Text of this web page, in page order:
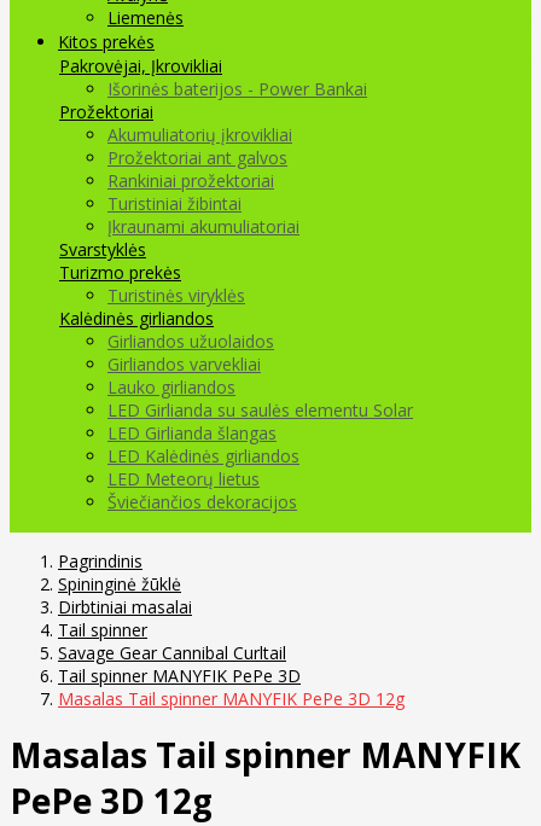
Liemenės
Kitos prekės
Pakrovėjai, Įkrovikliai
Išorinės baterijos - Power Bankai
Prožektoriai
Akumuliatorių įkrovikliai
Prožektoriai ant galvos
Rankiniai prožektoriai
Turistiniai žibintai
Įkraunami akumuliatoriai
Svarstyklės
Turizmo prekės
Turistinės viryklės
Kalėdinės girliandos
Girliandos užuolaidos
Girliandos varvekliai
Lauko girliandos
LED Girlianda su saulės elementu Solar
LED Girlianda šlangas
LED Kalėdinės girliandos
LED Meteorų lietus
Šviečiančios dekoracijos
Pagrindinis
Spininginė žūklė
Dirbtiniai masalai
Tail spinner
Savage Gear Cannibal Curltail
Tail spinner MANYFIK PePe 3D
Masalas Tail spinner MANYFIK PePe 3D 12g
Masalas Tail spinner MANYFIK
PePe 3D 12g